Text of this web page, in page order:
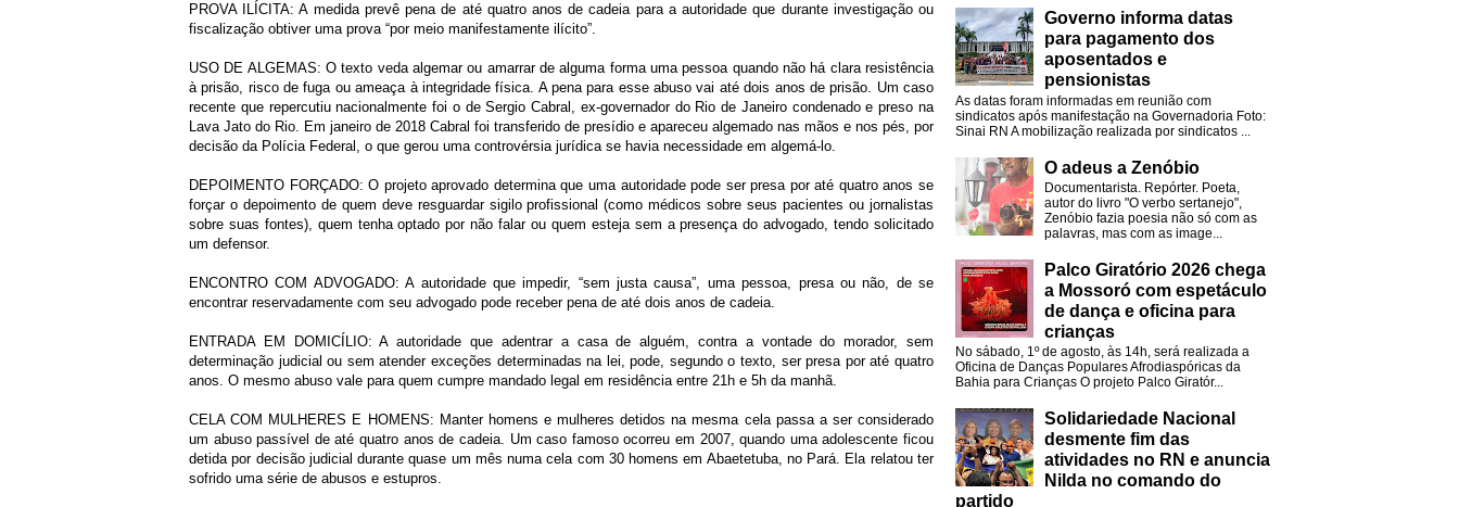
PROVA ILÍCITA: A medida prevê pena de até quatro anos de cadeia para a autoridade que durante investigação ou
fiscalização obtiver uma prova “por meio manifestamente ilícito”.
USO DE ALGEMAS: O texto veda algemar ou amarrar de alguma forma uma pessoa quando não há clara resistência
à prisão, risco de fuga ou ameaça à integridade física. A pena para esse abuso vai até dois anos de prisão. Um caso
recente que repercutiu nacionalmente foi o de Sergio Cabral, ex-governador do Rio de Janeiro condenado e preso na
Lava Jato do Rio. Em janeiro de 2018 Cabral foi transferido de presídio e apareceu algemado nas mãos e nos pés, por
decisão da Polícia Federal, o que gerou uma controvérsia jurídica se havia necessidade em algemá-lo.
DEPOIMENTO FORÇADO: O projeto aprovado determina que uma autoridade pode ser presa por até quatro anos se
forçar o depoimento de quem deve resguardar sigilo profissional (como médicos sobre seus pacientes ou jornalistas
sobre suas fontes), quem tenha optado por não falar ou quem esteja sem a presença do advogado, tendo solicitado
um defensor.
ENCONTRO COM ADVOGADO: A autoridade que impedir, “sem justa causa”, uma pessoa, presa ou não, de se
encontrar reservadamente com seu advogado pode receber pena de até dois anos de cadeia.
ENTRADA EM DOMICÍLIO: A autoridade que adentrar a casa de alguém, contra a vontade do morador, sem
determinação judicial ou sem atender exceções determinadas na lei, pode, segundo o texto, ser presa por até quatro
anos. O mesmo abuso vale para quem cumpre mandado legal em residência entre 21h e 5h da manhã.
CELA COM MULHERES E HOMENS: Manter homens e mulheres detidos na mesma cela passa a ser considerado
um abuso passível de até quatro anos de cadeia. Um caso famoso ocorreu em 2007, quando uma adolescente ficou
detida por decisão judicial durante quase um mês numa cela com 30 homens em Abaetetuba, no Pará. Ela relatou ter
sofrido uma série de abusos e estupros.
Governo informa datas
para pagamento dos
aposentados e
pensionistas
As datas foram informadas em reunião com
sindicatos após manifestação na Governadoria Foto:
Sinai RN A mobilização realizada por sindicatos ...
O adeus a Zenóbio
Documentarista. Repórter. Poeta,
autor do livro "O verbo sertanejo",
Zenóbio fazia poesia não só com as
palavras, mas com as image...
Palco Giratório 2026 chega
a Mossoró com espetáculo
de dança e oficina para
crianças
No sábado, 1º de agosto, às 14h, será realizada a
Oficina de Danças Populares Afrodiaspóricas da
Bahia para Crianças O projeto Palco Giratór...
Solidariedade Nacional
desmente fim das
atividades no RN e anuncia
Nilda no comando do
partido